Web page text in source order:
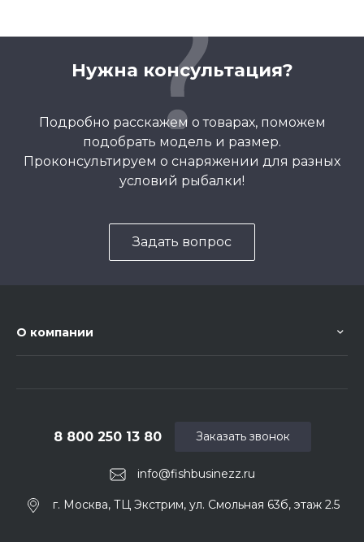
Нужна консультация?
Подробно расскажем о товарах, поможем
подобрать модель и размер.
Проконсультируем о снаряжении для разных
условий рыбалки!
Задать вопрос
О компании
info@fishbusinezz.ru
8 800 250 13 80
г. Москва, ТЦ Экстрим, ул. Смольная 63б, этаж 2.5
Заказать звонок